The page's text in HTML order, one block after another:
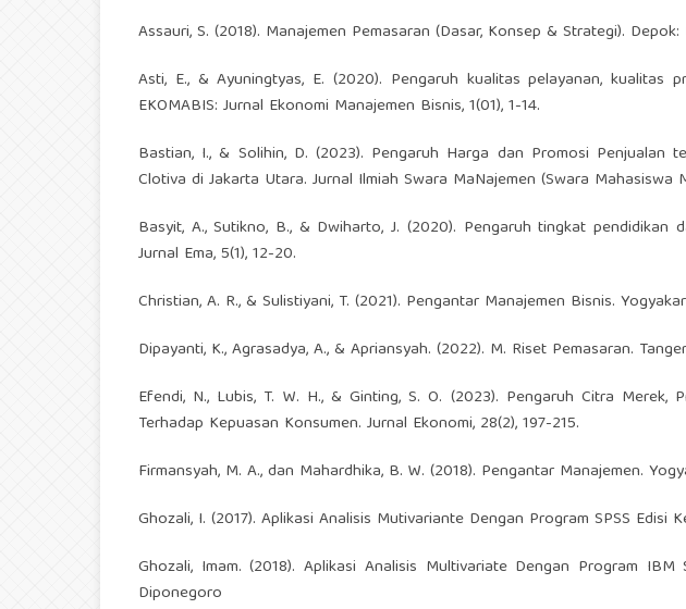
Assauri, S. (2018). Manajemen Pemasaran (Dasar, Konsep & Strategi).
Asti, E., & Ayuningtyas, E. (2020). Pengaruh kualitas pelayanan, kualitas
EKOMABIS: Jurnal Ekonomi Manajemen Bisnis, 1(01), 1-14.
Bastian, I., & Solihin, D. (2023). Pengaruh Harga dan Promosi Penjualan
Clotiva di Jakarta Utara. Jurnal Ilmiah Swara MaNajemen (Swara Mahasiswa
Basyit, A., Sutikno, B., & Dwiharto, J. (2020). Pengaruh tingkat pendidikan
Jurnal Ema, 5(1), 12-20.
Christian, A. R., & Sulistiyani, T. (2021). Pengantar Manajemen Bisnis.
Dipayanti, K., Agrasadya, A., & Apriansyah. (2022). M. Riset Pemasaran.
Efendi, N., Lubis, T. W. H., & Ginting, S. O. (2023). Pengaruh Citra
Terhadap Kepuasan Konsumen. Jurnal Ekonomi, 28(2), 197-215.
Firmansyah, M. A., dan Mahardhika, B. W. (2018). Pengantar Manajemen.
Ghozali, I. (2017). Aplikasi Analisis Mutivariante Dengan Program SPSS Edisi
Ghozali, Imam. (2018). Aplikasi Analisis Multivariate Dengan Program
Diponegoro